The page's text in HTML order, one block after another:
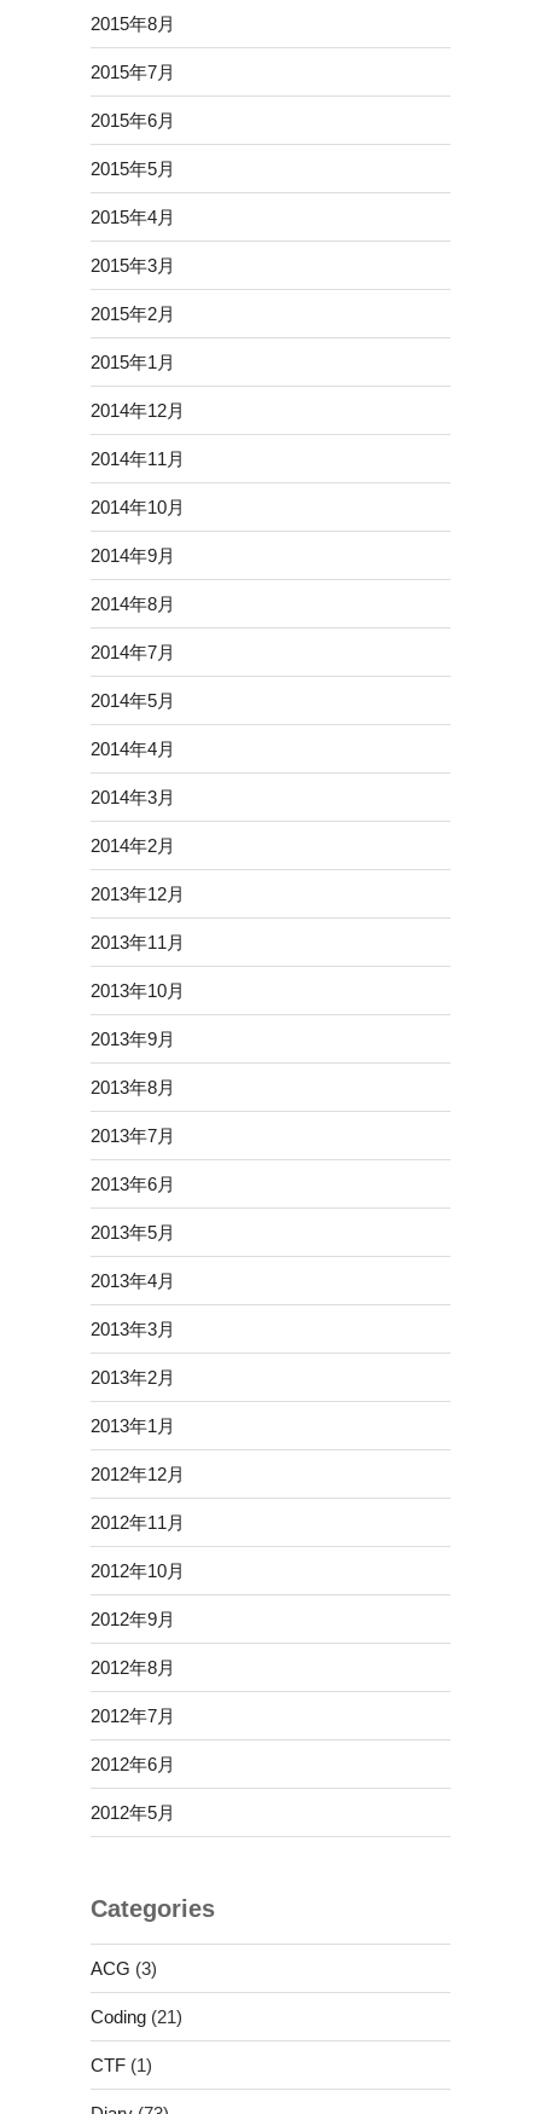
2015年8月
2015年7月
2015年6月
2015年5月
2015年4月
2015年3月
2015年2月
2015年1月
2014年12月
2014年11月
2014年10月
2014年9月
2014年8月
2014年7月
2014年5月
2014年4月
2014年3月
2014年2月
2013年12月
2013年11月
2013年10月
2013年9月
2013年8月
2013年7月
2013年6月
2013年5月
2013年4月
2013年3月
2013年2月
2013年1月
2012年12月
2012年11月
2012年10月
2012年9月
2012年8月
2012年7月
2012年6月
2012年5月
Categories
ACG (3)
Coding(21)
CTF(1)